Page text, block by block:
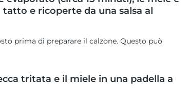
e ricoperte da una salsa al
prima di preparare il calzone. Questo può
tritata e il miele in una padella a